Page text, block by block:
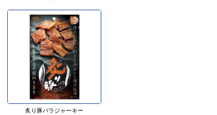
炙り豚バラジャーキー